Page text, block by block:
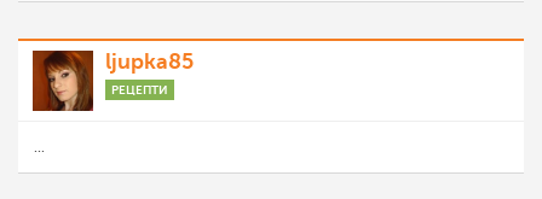
ljupka85
РЕЦЕПТИ